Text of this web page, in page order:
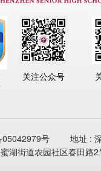
关注公众号
05042979号
地址 :
湖街道农园社区春田路2